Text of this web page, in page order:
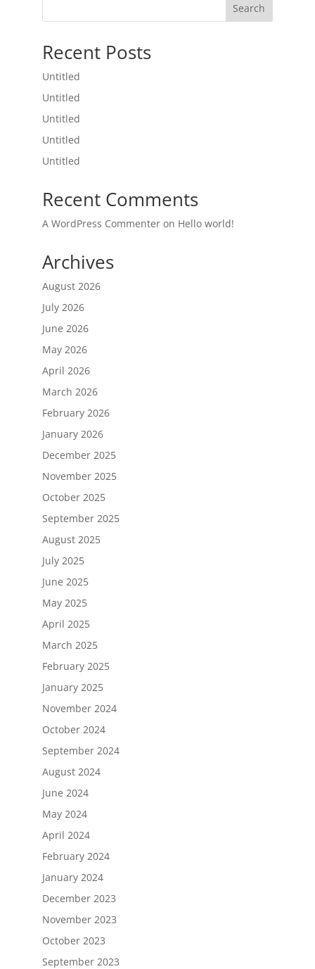
Search
Recent Posts
Untitled
Untitled
Untitled
Untitled
Untitled
Recent Comments
A WordPress Commenteron Hello world!
Archives
August 2026
July 2026
June 2026
May 2026
April 2026
March 2026
February 2026
January 2026
December 2025
November 2025
October 2025
September 2025
August 2025
July 2025
June 2025
May 2025
April 2025
March 2025
February 2025
January 2025
November 2024
October 2024
September 2024
August 2024
June 2024
May 2024
April 2024
February 2024
January 2024
December 2023
November 2023
October 2023
September 2023